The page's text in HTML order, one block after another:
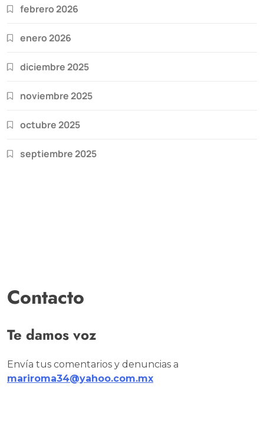
febrero 2026
enero 2026
diciembre 2025
noviembre 2025
octubre 2025
septiembre 2025
Contacto
Te damos voz
Envía tus comentarios y denuncias a
mariroma34@yahoo.com.mx